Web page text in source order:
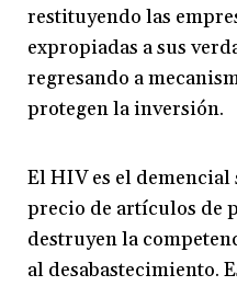
restituyendo las
expropiadas a sus
regresando a
protegen la inversión.
El HIV es el
precio de artículos de
destruyen la
al desabastecimiento.